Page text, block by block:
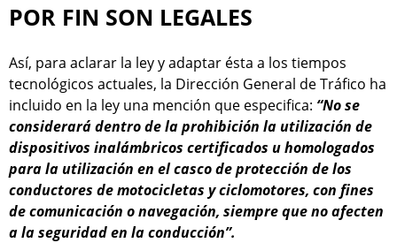
POR FIN SON LEGALES
Así, para aclarar la ley y adaptar ésta a los tiempos
tecnológicos actuales, la Dirección General de Tráfico ha
incluido en la ley una mención que especifica: “No se
considerará dentro de la prohibición la utilización de
dispositivos inalámbricos certificados u homologados
para la utilización en el casco de protección de los
conductores de motocicletas y ciclomotores, con fines
de comunicación o navegación, siempre que no afecten
a la seguridad en la conducción”.